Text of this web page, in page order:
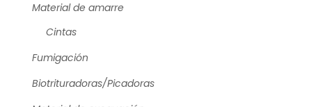
Material de amarre
Cintas
Fumigación
Biotrituradoras/Picadoras